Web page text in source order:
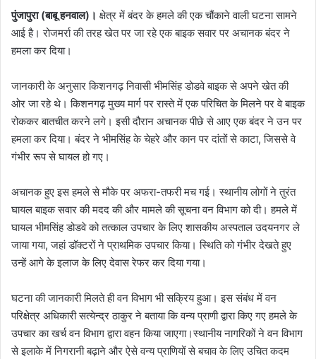
पुंजापुरा (बाबू हनवाल)। क्षेत्र में बंदर के हमले की एक चौंकाने वाली घटना सामने
आई है। रोजमर्रा की तरह खेत पर जा रहे एक बाइक सवार पर अचानक बंदर ने
हमला कर दिया।
जानकारी के अनुसार किशनगढ़ निवासी भीमसिंह डोडवे बाइक से अपने खेत की
ओर जा रहे थे। किशनगढ़ मुख्य मार्ग पर रास्ते में एक परिचित के मिलने पर वे बाइक
रोककर बातचीत करने लगे। इसी दौरान अचानक पीछे से आए एक बंदर ने उन पर
हमला कर दिया। बंदर ने भीमसिंह के चेहरे और कान पर दांतों से काटा, जिससे वे
गंभीर रूप से घायल हो गए।
अचानक हुए इस हमले से मौके पर अफरा-तफरी मच गई। स्थानीय लोगों ने तुरंत
घायल बाइक सवार की मदद की और मामले की सूचना वन विभाग को दी। हमले में
घायल भीमसिंह डोडवे को तत्काल उपचार के लिए शासकीय अस्पताल उदयनगर ले
जाया गया, जहां डॉक्टरों ने प्राथमिक उपचार किया। स्थिति को गंभीर देखते हुए
उन्हें आगे के इलाज के लिए देवास रेफर कर दिया गया।
घटना की जानकारी मिलते ही वन विभाग भी सक्रिय हुआ। इस संबंध में वन
परिक्षेत्र अधिकारी सत्येन्द्र ठाकुर ने बताया कि वन्य प्राणी द्वारा किए गए हमले के
उपचार का खर्च वन विभाग द्वारा वहन किया जाएगा।स्थानीय नागरिकों ने वन विभाग
से इलाके में निगरानी बढ़ाने और ऐसे वन्य प्राणियों से बचाव के लिए उचित कदम